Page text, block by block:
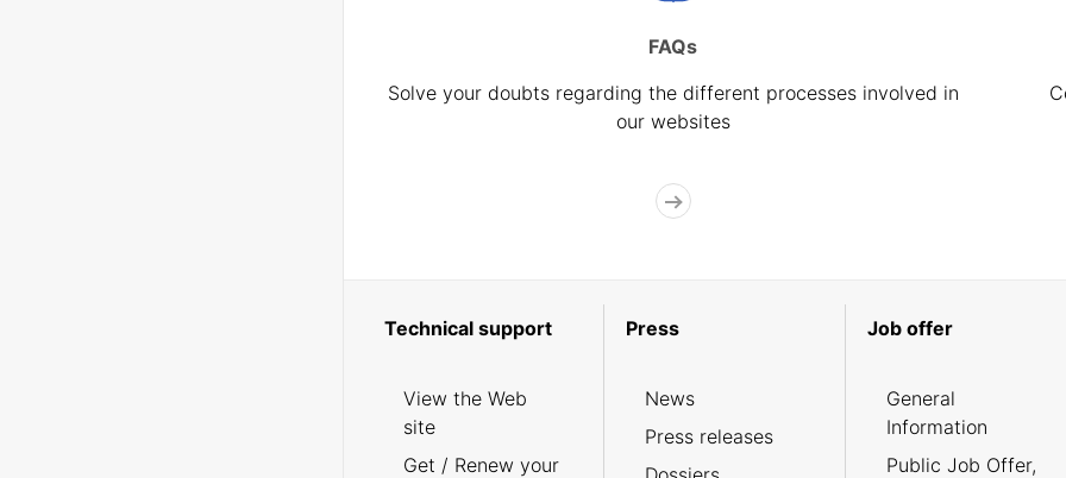
FAQs
Solve your doubts regarding the different processes involved in
our websites
Technical support
View the Web
site
Get / Renew your
Press
News
Press releases
Job offer
General
Information
Public Job Offer,